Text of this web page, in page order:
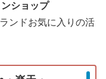
ショップ
ンドお気に入りの活